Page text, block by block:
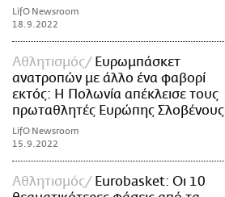
LifO Newsroom
18.9.2022
Αθλητισμός
Ευρωμπάσκετ
ανατροπών με άλλο ένα φαβορί
εκτός: Η Πολωνία απέκλεισε τους
πρωταθλητές Ευρώπης Σλοβένους
LifO Newsroom
15.9.2022
Αθλητισμός
Eurobasket: Οι 10